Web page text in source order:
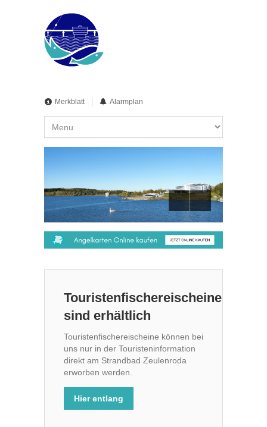
Merkblatt Alarmplan
Touristenfischereischeine
sind erhältlich
Touristenfischereischeine können bei
uns nur in der Touristeninformation
direkt am Strandbad Zeulenroda
erworben werden.
Hier entlang